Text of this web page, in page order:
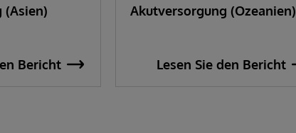
(Asien)
Bericht
Akutversorgung (Ozeanien)
Lesen Sie den Bericht